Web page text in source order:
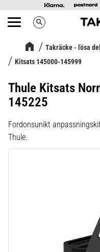
Meny search
Takräcke - lösa
Kitsats 145000-145999
Thule Kitsats
145225
Fordonsunikt
Thule.